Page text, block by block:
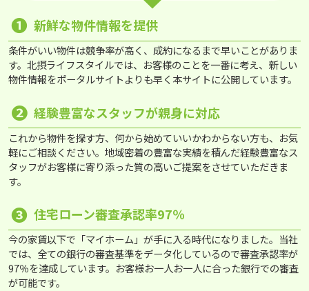
❶ 新鮮な物件情報を提供
条件がいい物件は競争率が高く、成約になるまで早いことがありま
す。北摂ライフスタイルでは、お客様のことを一番に考え、新しい
物件情報をポータルサイトよりも早く本サイトに公開しています。
❷ 経験豊富なスタッフが親身に対応
これから物件を探す方、何から始めていいかわからない方も、お気
軽にご相談ください。地域密着の豊富な実績を積んだ経験豊富なス
タッフがお客様に寄り添った質の高いご提案をさせていただきま
す。
❸ 住宅ローン審査承認率97％
今の家賃以下で「マイホーム」が手に入る時代になりました。当社
では、全ての銀行の審査基準をデータ化しているので審査承認率が
97％を達成しています。お客様お一人お一人に合った銀行での審査
が可能です。